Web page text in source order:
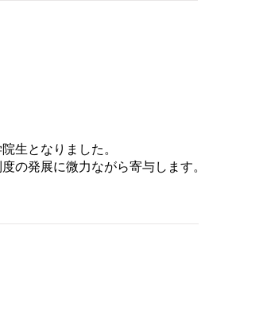
生となりました。
の発展に微力ながら寄与します。​